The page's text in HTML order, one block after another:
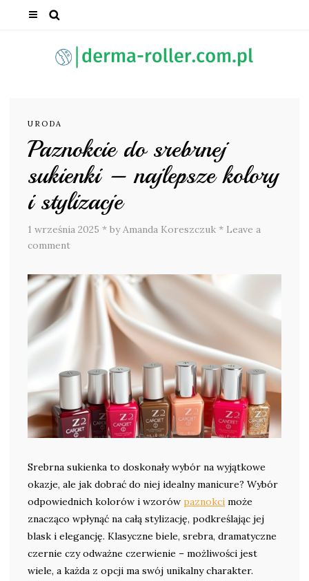
URODA
Paznokcie do srebrnej
sukienki – najlepsze kolory
i stylizacje
1 września 2025 * by Amanda Koreszczuk * Leave a
comment
Srebrna sukienka to doskonały wybór na wyjątkowe
okazje, ale jak dobrać do niej idealny manicure? Wybór
odpowiednich kolorów i wzorów paznokci może
znacząco wpłynąć na całą stylizację, podkreślając jej
blask i elegancję. Klasyczne biele, srebra, dramatyczne
czernie czy odważne czerwienie – możliwości jest
wiele, a każda z opcji ma swój unikalny charakter.